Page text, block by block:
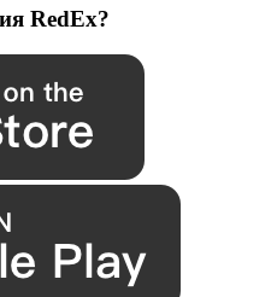
RedEx?